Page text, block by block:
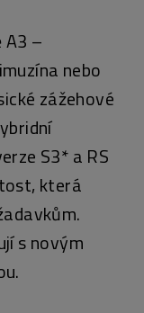
–
nebo
zážehové
S3* a RS
která
s novým